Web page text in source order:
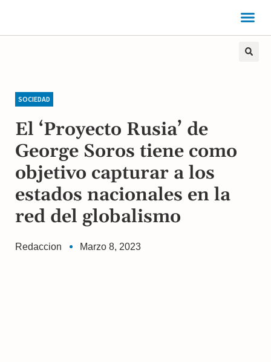
SOCIEDAD
El ‘Proyecto Rusia’ de
George Soros tiene como
objetivo capturar a los
estados nacionales en la
red del globalismo
Redaccion Marzo 8, 2023